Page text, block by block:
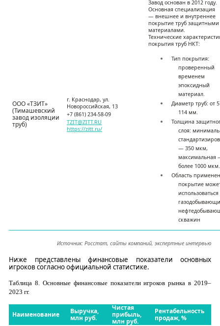
ООО«ТЗИТ»
(Тимашевский
завод изоляции
труб)
г. Краснодар, ул.
Новороссийская, 13
+7 (861)234-58-09
TZIT@ZITT.RU
https://zitt.ru/
Завод основан в 2012 году.
Основная специализация
— внешнее и внутреннее
покрытие труб защитными
материалами.
Технические
покрытия труб НКТ:
Тип покрытия:
проверенный
временем
эпоксидный
материал
Диаметр труб: от
114 мм.
Толщина
слоя:
—350 мкм,
максимальная
более 1000 мкм.
Область
покрытие
использоваться
скважин
Источник: Росстат, сайты компаний, экспертные интервью
Ниже представлены финансовые показатели основных
игроков согласно официальной статистике.
Таблица 8. Основные финансовые показатели игроков рынка в 2019–
2023 гг.
Наименование
Выручка,
млн руб.
Чистая
прибыль,
млн руб.
Рентабельность
продаж, %